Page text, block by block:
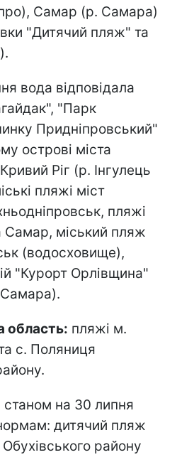
Самар (р. Самара)
"Дитячий пляж" та
вода відповідала
"Парк
Придніпровський"
острові міста
Ріг (р. Інгулець
пляжі міст
пляжі
Самар, міський пляж
(водосховище),
"Курорт Орлівщина"
область: пляжі м.
с. Поляниця
станом на 30 липня
дитячий пляж
району